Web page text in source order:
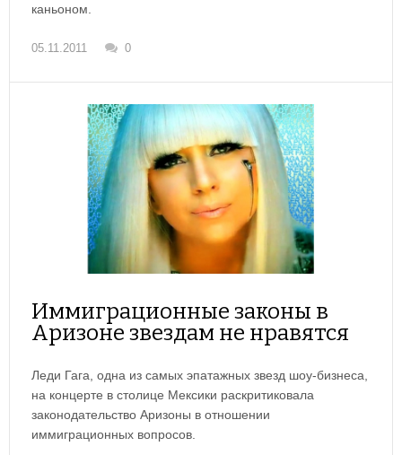
каньоном.
05.11.2011 0
Иммиграционные законы в
Аризоне звездам не нравятся
Леди Гага, одна из самых эпатажных звезд шоу-бизнеса,
на концерте в столице Мексики раскритиковала
законодательство Аризоны в отношении
иммиграционных вопросов.